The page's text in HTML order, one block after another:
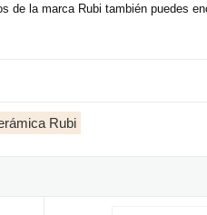
la marca Rubi también puedes
Rubi